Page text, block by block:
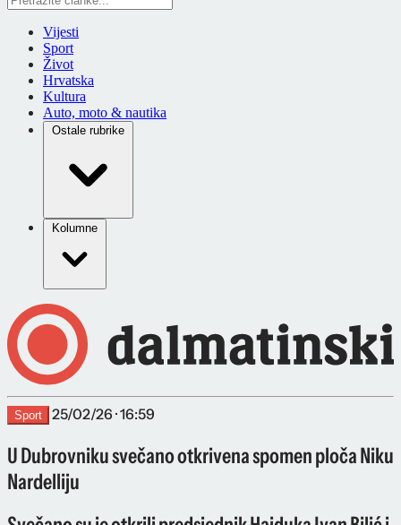
Vijesti
Sport
Život
Hrvatska
Kultura
Auto, moto & nautika
Ostale rubrike
Kolumne
Sport 25/02/26 · 16:59
U Dubrovniku svečano otkrivena spomen ploča Niku
Nardelliju